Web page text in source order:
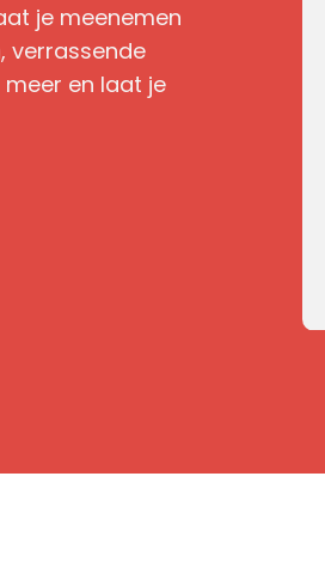
je meenemen
verrassende
meer en laat je